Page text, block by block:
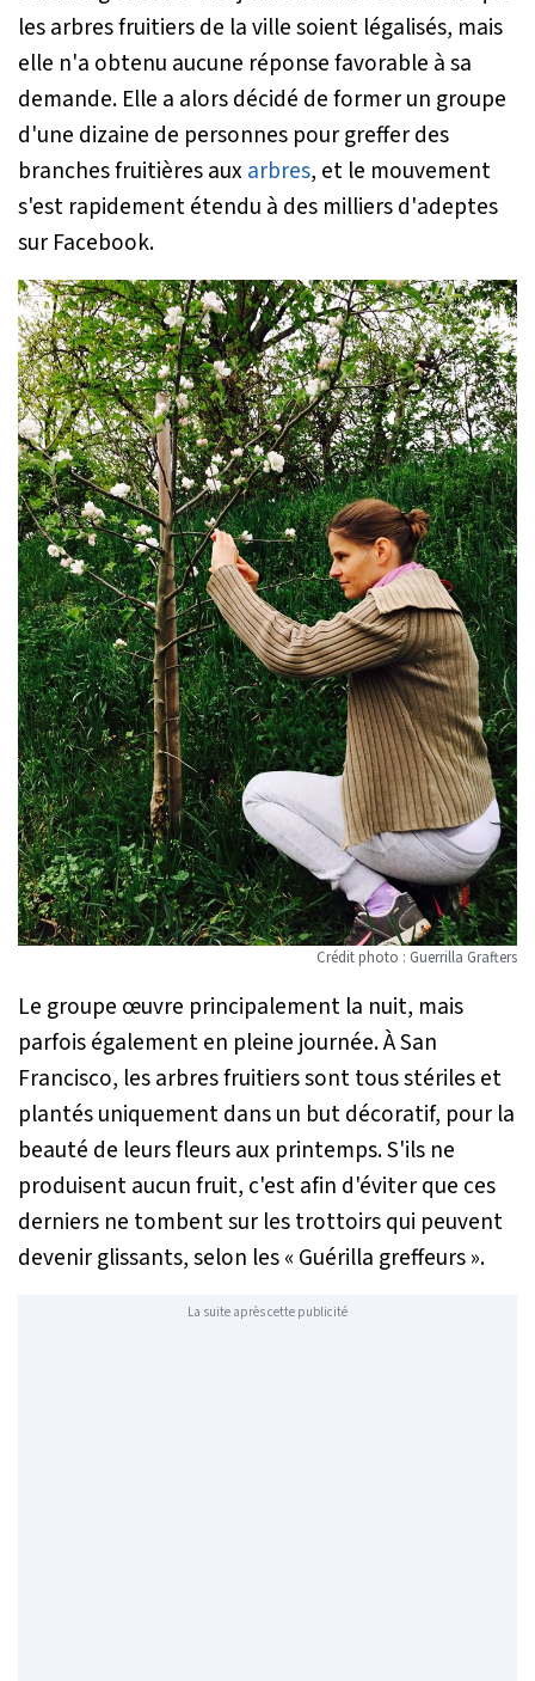
les arbres fruitiers de la ville soient légalisés, mais
elle n'a obtenu aucune réponse favorable à sa
demande. Elle a alors décidé de former un groupe
d'une dizaine de personnes pour greffer des
branches fruitières aux arbres, et le mouvement
s'est rapidement étendu à des milliers d'adeptes
sur Facebook.
Crédit photo : Guerrilla Grafters
Le groupe œuvre principalement la nuit, mais
parfois également en pleine journée. À San
Francisco, les arbres fruitiers sont tous stériles et
plantés uniquement dans un but décoratif, pour la
beauté de leurs fleurs aux printemps. S'ils ne
produisent aucun fruit, c'est afin d'éviter que ces
derniers ne tombent sur les trottoirs qui peuvent
devenir glissants, selon les « Guérilla greffeurs ».
La suite après cette publicité